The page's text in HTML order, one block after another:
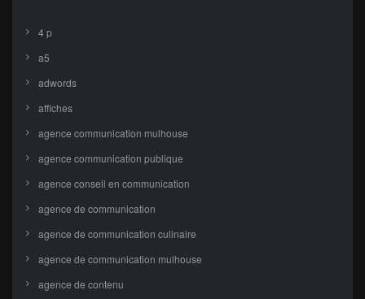
4 p
a5
adwords
affiches
agence communication mulhouse
agence communication publique
agence conseil en communication
agence de communication
agence de communication culinaire
agence de communication mulhouse
agence de contenu